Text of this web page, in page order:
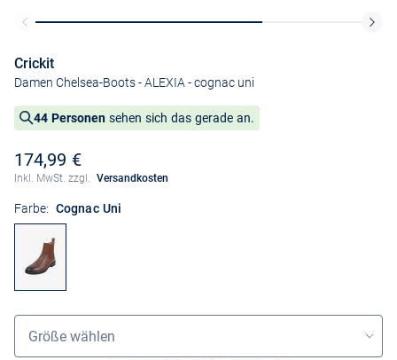
Crickit
Damen Chelsea-Boots - ALEXIA- cognac uni
44 Personen sehen sich das gerade an.
174,99 €
Inkl. MwSt. zzgl. Versandkosten
Farbe: Cognac Uni
Größenauswahl
Größe wählen